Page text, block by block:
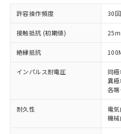
許容操作頻度 30
接触抵抗 (初期値)
絶縁抵抗
インパルス耐電圧
同
異
各
耐久性
電
機
ご利用条件
以下の条件をお読みいた
本サービスは、
商品の当社在庫状
(税抜)を提供させ
対応済み：EU
非含有に対応した製品が
対応予定：EU RoHS指
有に対応した製品に切
商品です。
対応予定なし：EU
非含有に非対応の商品
調査・確認中：EU
非含有の対応状況を調
非該当品：ライセンス
※1 中国RoHS○×表
「○」：最大均質材料